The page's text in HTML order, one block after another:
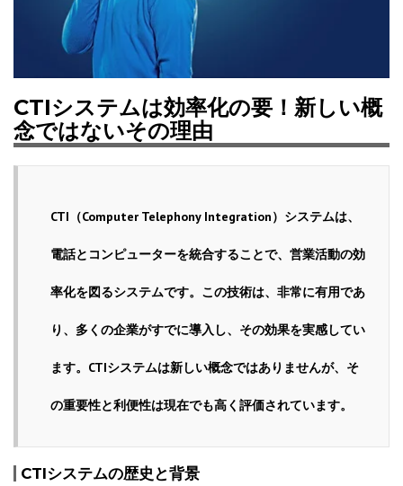
CTIシステムは効率化の要！新しい概
念ではないその理由
CTI（Computer Telephony Integration）システムは、
電話とコンピューターを統合することで、営業活動の効
率化を図るシステムです。この技術は、非常に有用であ
り、多くの企業がすでに導入し、その効果を実感してい
ます。CTIシステムは新しい概念ではありませんが、そ
の重要性と利便性は現在でも高く評価されています。
CTIシステムの歴史と背景